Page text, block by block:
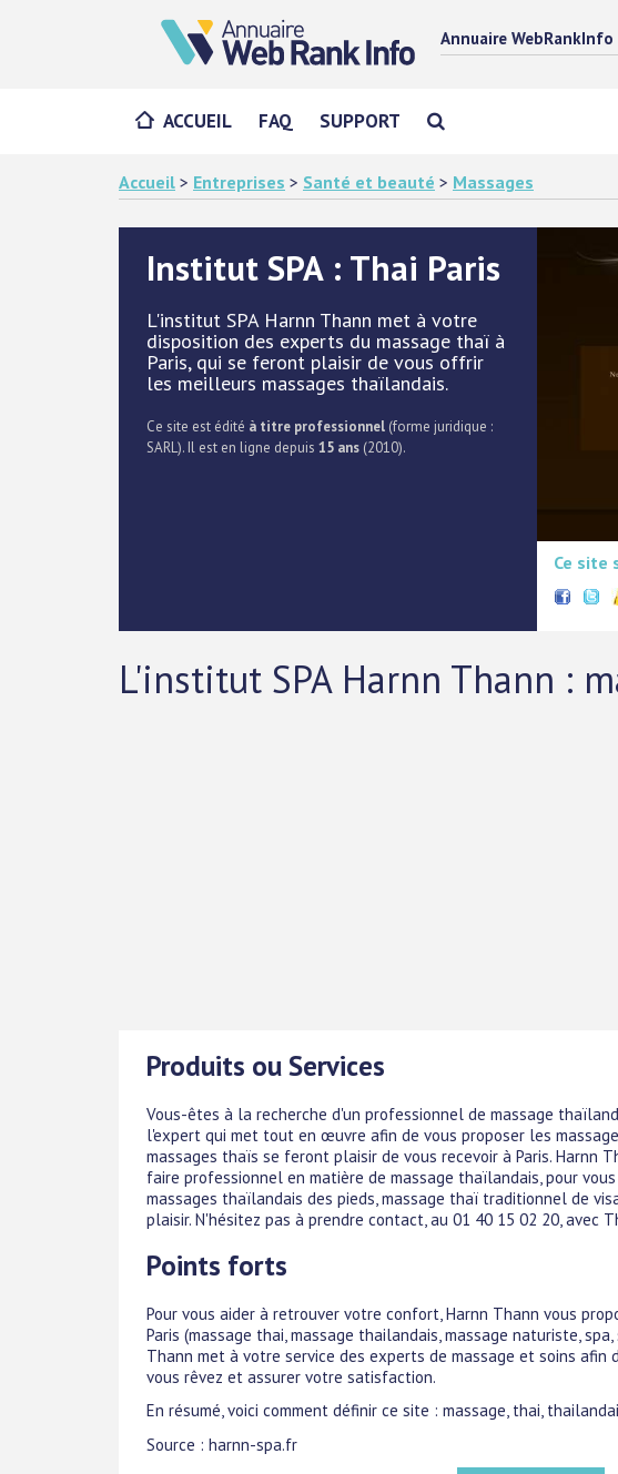
Annuaire WebRankInfo
ACCUEIL FAQ SUPPORT
Accueil > Entreprises > Santé et beauté > Massages
Institut SPA : Thai Paris
L'institut SPA Harnn Thann met à votre
disposition des experts du massage thaï à
Paris, qui se feront plaisir de vous offrir
les meilleurs massages thaïlandais.
Ce site est édité à titre professionnel (forme juridique :
SARL). Il est en ligne depuis 15 ans (2010).
Ce site
L'institut SPA Harnn Thann :
Produits ou Services
Vous-êtes à la recherche d'un professionnel de massage
l'expert qui met tout en œuvre afin de vous proposer les
massages thaïs se feront plaisir de vous recevoir à Paris. Harnn
faire professionnel en matière de massage thaïlandais, pour
massages thaïlandais des pieds, massage thaï traditionnel de
plaisir. N'hésitez pas à prendre contact, au 01 40 15 02 20, avec
Points forts
Pour vous aider à retrouver votre confort, Harnn Thann vous
Paris (massage thai, massage thailandais, massage naturiste,
Thann met à votre service des experts de massage et soins
vous rêvez et assurer votre satisfaction.
En résumé, voici comment définir ce site : massage, thai,
Source : harnn-spa.fr